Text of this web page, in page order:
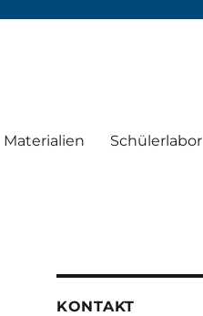
Materialien Schülerlabor
KONTAKT